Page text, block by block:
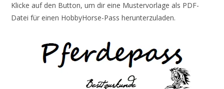
Klicke auf den Button, um dir eine Mustervorlage als PDF-
Datei für einen HobbyHorse-Pass herunterzuladen.